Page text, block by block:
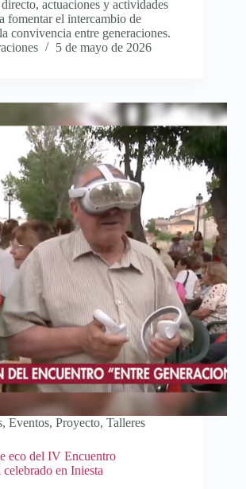
actuaciones y actividades
fomentar el intercambio de
convivencia entre generaciones.
5 de mayo de 2026
, Eventos, Proyecto, Talleres
eco del IV Encuentro
en Iniesta